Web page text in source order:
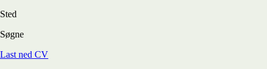
Sted
Søgne
Last ned CV